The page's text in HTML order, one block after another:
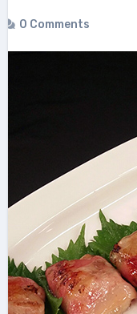
0 Comments